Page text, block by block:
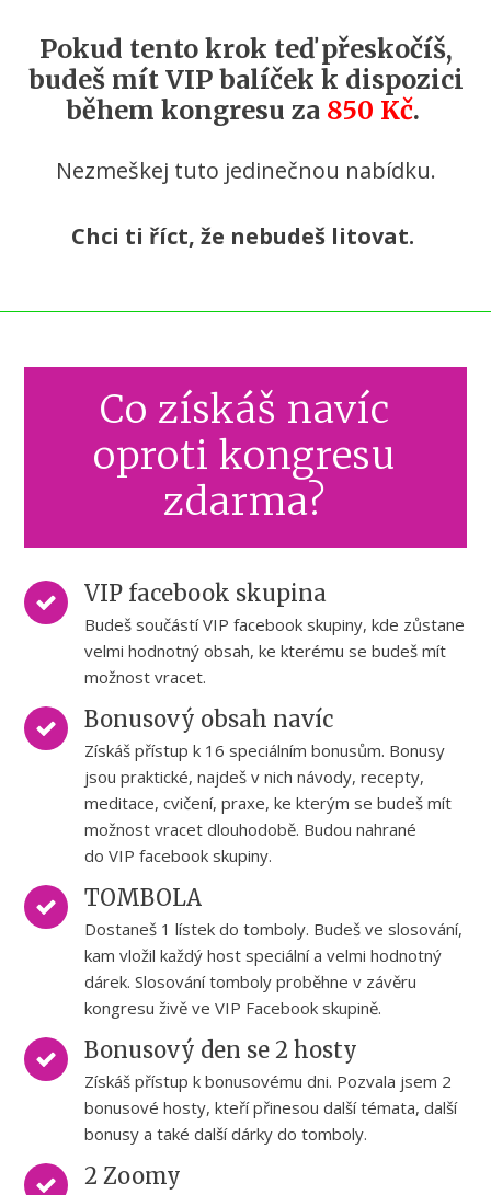
Pokud tento krok teď přeskočíš,
budeš mít VIP balíček k dispozici
během kongresu za 850 Kč.
Nezmeškej tuto jedinečnou nabídku.
Chci ti říct, že nebudeš litovat.
Co získáš navíc
oproti kongresu
zdarma?
VIP facebook skupina
Budeš součástí VIP facebook skupiny, kde zůstane
velmi hodnotný obsah, ke kterému se budeš mít
možnost vracet.
Bonusový obsah navíc
Získáš přístup k 16 speciálním bonusům. Bonusy
jsou praktické, najdeš v nich návody, recepty,
meditace, cvičení, praxe, ke kterým se budeš mít
možnost vracet dlouhodobě. Budou nahrané
do VIP facebook skupiny.
TOMBOLA
Dostaneš 1 lístek do tomboly. Budeš ve slosování,
kam vložil každý host speciální a velmi hodnotný
dárek. Slosování tomboly proběhne v závěru
kongresu živě ve VIP Facebook skupině.
Bonusový den se 2 hosty
Získáš přístup k bonusovému dni. Pozvala jsem 2
bonusové hosty, kteří přinesou další témata, další
bonusy a také další dárky do tomboly.
2 Zoomy